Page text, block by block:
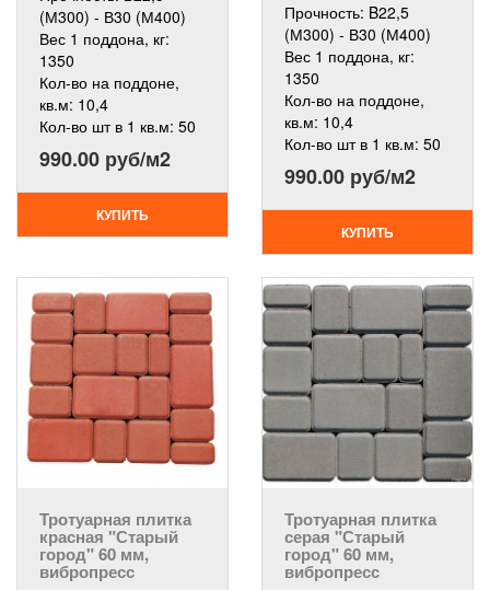
(М300) - В30 (М400)
Вес 1 поддона, кг:
1350
Кол-во на поддоне,
кв.м: 10,4
Кол-во шт в 1 кв.м: 50
990.00 руб/м2
КУПИТЬ
Прочность: B22,5
(М300) - В30 (М400)
Вес 1 поддона, кг:
1350
Кол-во на поддоне,
кв.м: 10,4
Кол-во шт в 1 кв.м: 50
990.00 руб/м2
КУПИТЬ
Тротуарная плитка
красная "Старый
город" 60 мм,
вибропресс
Тротуарная плитка
серая "Старый
город" 60 мм,
вибропресс